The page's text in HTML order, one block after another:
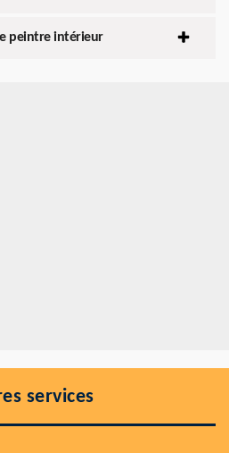
peintre intérieur
services